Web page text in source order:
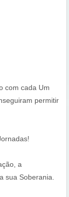
com cada Um
permitir
a
sua Soberania.